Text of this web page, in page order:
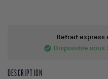
Retrait express
check_circle Disponible sous
DESCRIPTION